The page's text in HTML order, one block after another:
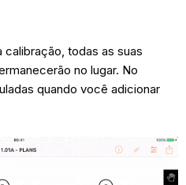
todas as suas
no lugar. No
quando você adicionar